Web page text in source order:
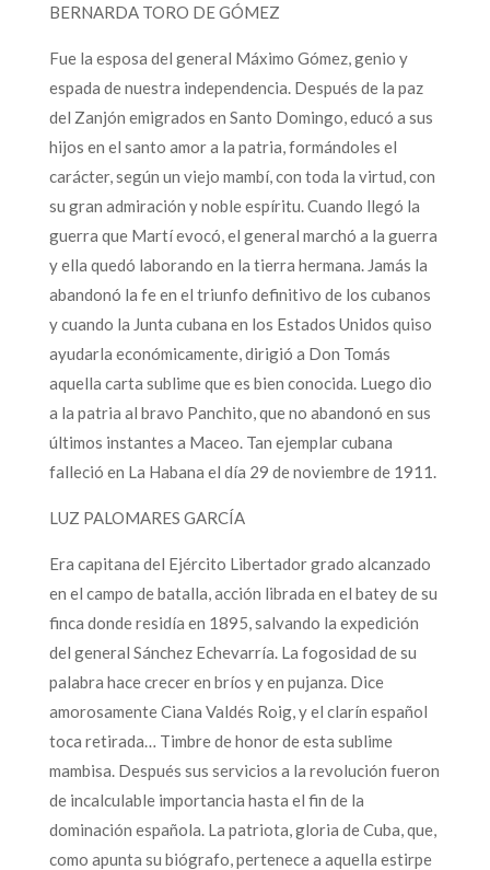
BERNARDA TORO DE GÓMEZ
Fue la esposa del general Máximo Gómez, genio y
espada de nuestra independencia. Después de la paz
del Zanjón emigrados en Santo Domingo, educó a sus
hijos en el santo amor a la patria, formándoles el
carácter, según un viejo mambí, con toda la virtud, con
su gran admiración y noble espíritu. Cuando llegó la
guerra que Martí evocó, el general marchó a la guerra
y ella quedó laborando en la tierra hermana. Jamás la
abandonó la fe en el triunfo definitivo de los cubanos
y cuando la Junta cubana en los Estados Unidos quiso
ayudarla económicamente, dirigió a Don Tomás
aquella carta sublime que es bien conocida. Luego dio
a la patria al bravo Panchito, que no abandonó en sus
últimos instantes a Maceo. Tan ejemplar cubana
falleció en La Habana el día 29 de noviembre de 1911.
LUZ PALOMARES GARCÍA
Era capitana del Ejército Libertador grado alcanzado
en el campo de batalla, acción librada en el batey de su
finca donde residía en 1895, salvando la expedición
del general Sánchez Echevarría. La fogosidad de su
palabra hace crecer en bríos y en pujanza. Dice
amorosamente Ciana Valdés Roig, y el clarín español
toca retirada… Timbre de honor de esta sublime
mambisa. Después sus servicios a la revolución fueron
de incalculable importancia hasta el fin de la
dominación española. La patriota, gloria de Cuba, que,
como apunta su biógrafo, pertenece a aquella estirpe